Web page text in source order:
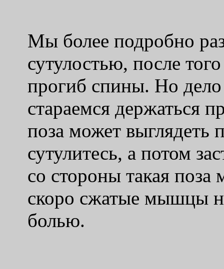
Мы более подробно
сутулостью, после
прогиб спины. Но
стараемся держаться
поза может выглядеть
сутулитесь, а потом
со стороны такая поза
скоро сжатые мышцы
болью.